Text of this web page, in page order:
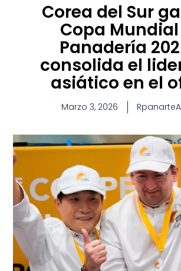
Corea del Sur
Copa
Panadería
consolida el
asiático en el
Marzo 3, 2026